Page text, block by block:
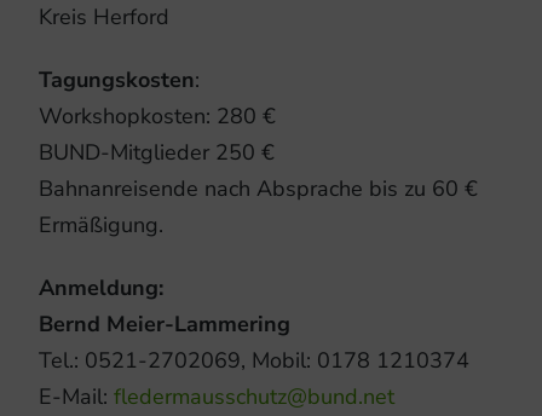
Kreis Herford
Tagungskosten:
Workshopkosten: 280 €
BUND-Mitglieder 250 €
Bahnanreisende nach Absprache bis zu 60 €
Ermäßigung.
Anmeldung:
Bernd Meier-Lammering
Tel.: 0521-2702069, Mobil: 0178 1210374
E-Mail: fledermausschutz@bund.net